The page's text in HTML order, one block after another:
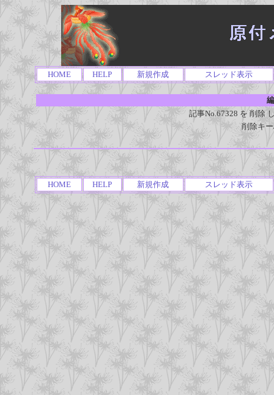
HOME HELP 新規作成 スレッド表示
記事No.67328 を 削除
削除キ
HOME HELP 新規作成 スレッド表示